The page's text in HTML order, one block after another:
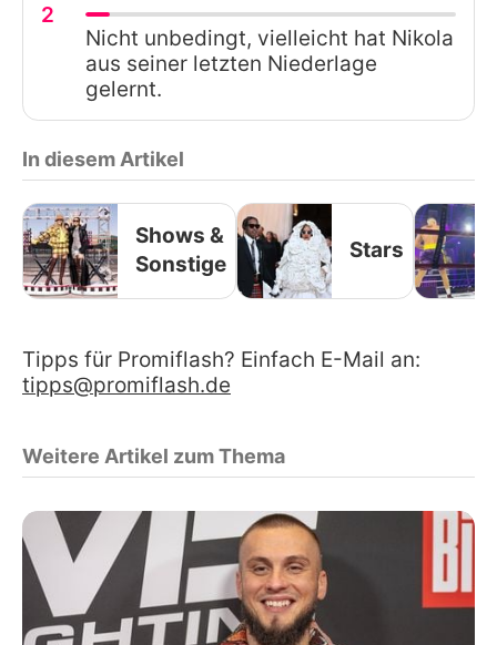
2
Nicht unbedingt, vielleicht hat Nikola
aus seiner letzten Niederlage
gelernt.
In diesem Artikel
Shows &
Sonstige
Stars
Tipps für Promiflash? Einfach E-Mail an:
tipps@promiflash.de
Weitere Artikel zum Thema